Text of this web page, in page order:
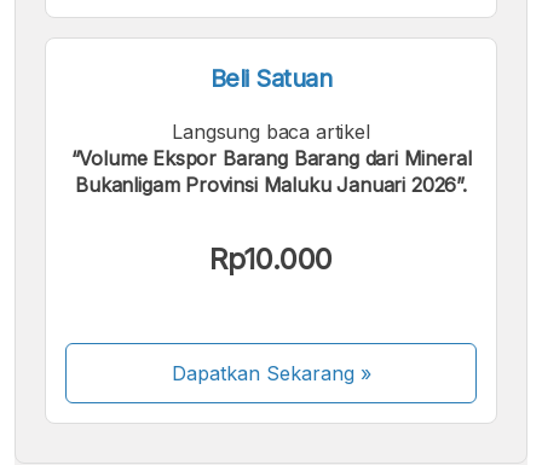
Beli Satuan
Langsung baca artikel
“Volume Ekspor Barang Barang dari Mineral
Bukanligam Provinsi Maluku Januari 2026”.
Rp10.000
Dapatkan Sekarang»
Beberapa metode pembayaran masih dalam